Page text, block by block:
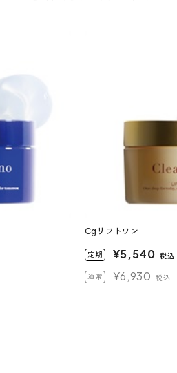
Cgリフトワン
定期 ¥5,540 税込
通常 ¥6,930 税込